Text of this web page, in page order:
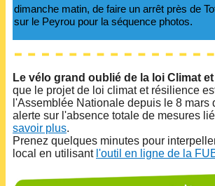
dimanche matin, de faire un arrêt près de
sur le Peyrou pour la séquence photos.
Le vélo grand oublié de la loi Climat
que le projet de loi climat et résilience
l'Assemblée Nationale depuis le 8 mars
alerte sur l'absence totale de mesures
savoir plus.
Prenez quelques minutes pour
local en utilisant l'outil en ligne de la